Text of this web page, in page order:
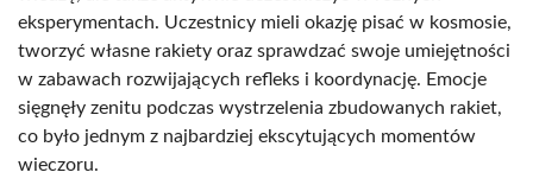
eksperymentach. Uczestnicy mieli okazję pisać w kosmosie,
tworzyć własne rakiety oraz sprawdzać swoje umiejętności
w zabawach rozwijających refleks i koordynację. Emocje
sięgnęły zenitu podczas wystrzelenia zbudowanych rakiet,
co było jednym z najbardziej ekscytujących momentów
wieczoru.